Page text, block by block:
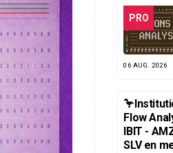
PRO
06 AUG. 2026
Flow
IBIT -
SLV en